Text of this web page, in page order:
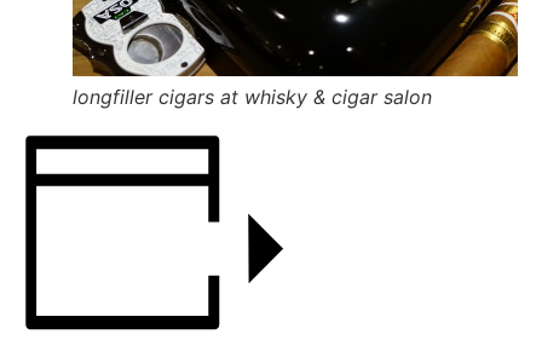
longfiller cigars at whisky & cigar salon